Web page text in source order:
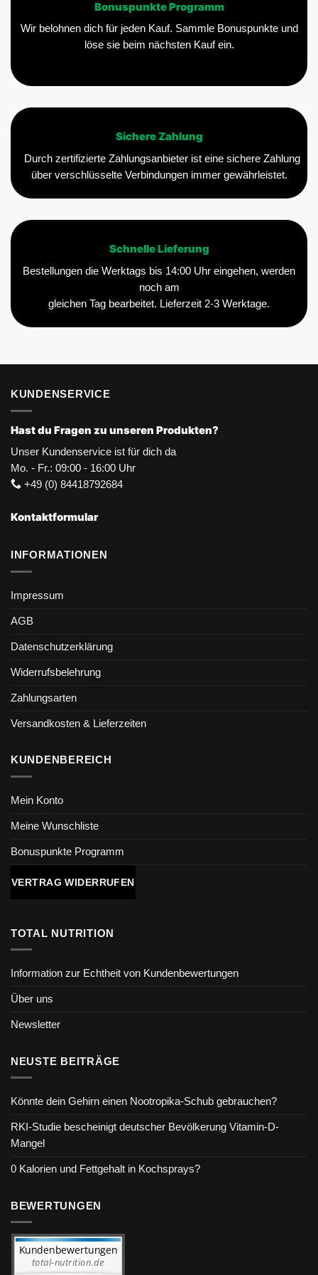
Bonuspunkte Programm
Wir belohnen dich für jeden Kauf. Sammle Bonuspunkte und
löse sie beim nächsten Kauf ein.
Sichere Zahlung
Durch zertifizierte Zahlungsanbieter ist eine sichere Zahlung
über verschlüsselte Verbindungen immer gewährleistet.
Schnelle Lieferung
Bestellungen die Werktags bis 14:00 Uhr eingehen, werden
noch am
gleichen Tag bearbeitet. Lieferzeit 2-3 Werktage.
KUNDENSERVICE
Hast du Fragen zu unseren Produkten?
Unser Kundenservice ist für dich da
Mo. - Fr.: 09:00 - 16:00 Uhr
+49 (0) 84418792684
Kontaktformular
INFORMATIONEN
Impressum
AGB
Datenschutzerklärung
Widerrufsbelehrung
Zahlungsarten
Versandkosten & Lieferzeiten
KUNDENBEREICH
Mein Konto
Meine Wunschliste
Bonuspunkte Programm
VERTRAG WIDERRUFEN
TOTAL NUTRITION
Information zur Echtheit von Kundenbewertungen
Über uns
Newsletter
NEUSTE BEITRÄGE
Könnte dein Gehirn einen Nootropika-Schub gebrauchen?
RKI-Studie bescheinigt deutscher Bevölkerung Vitamin-D-
Mangel
0 Kalorien und Fettgehalt in Kochsprays?
BEWERTUNGEN